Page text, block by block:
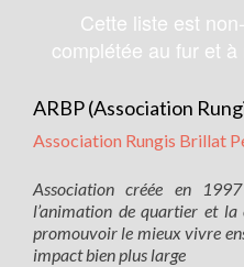
Cette liste est
complétée au fur et
ARBP (Association
Association Rungis Brillat
Association créée en
l’animation de quartier et
promouvoir le mieux vivre
impact bien plus large